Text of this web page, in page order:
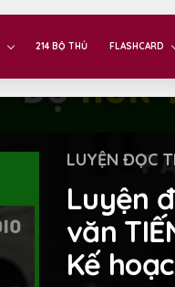
214 BỘ THỦ FLASHCARD
LUYỆN ĐỌC
Luyện
văn
Kế